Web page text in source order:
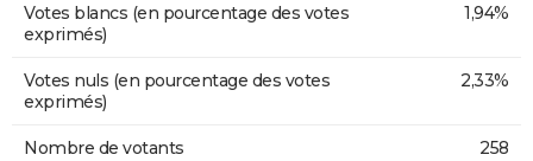
Votes blancs (en pourcentage des votes
exprimés)
1,94%
Votes nuls (en pourcentage des votes
exprimés)
2,33%
Nombre de votants 258